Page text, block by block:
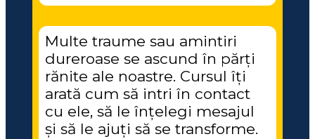
Multe traume sau amintiri
dureroase se ascund în părți
rănite ale noastre. Cursul îți
arată cum să intri în contact
cu ele, să le înțelegi mesajul
și să le ajuți să se transforme.